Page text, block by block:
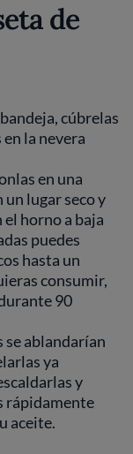
de
cúbrelas
la nevera
en una
lugar seco y
el horno a baja
puedes
hasta un
consumir,
90
se ablandarían
ya
y
rápidamente
aceite.